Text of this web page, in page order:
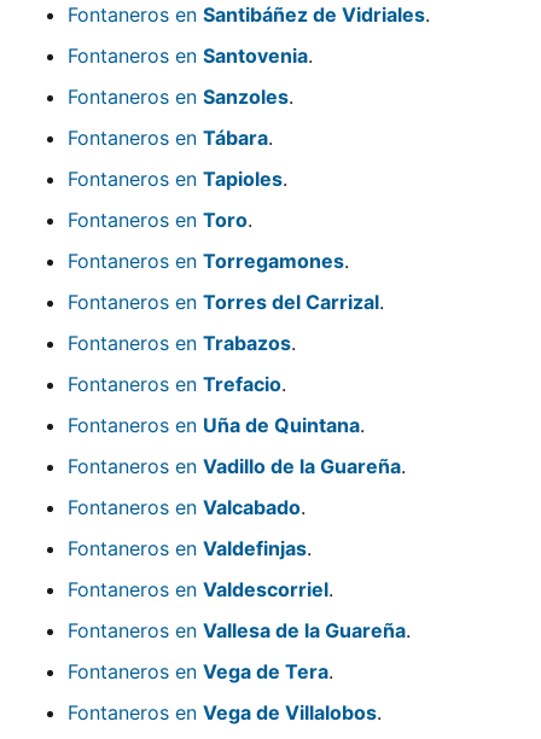
Fontaneros en Santibáñez de Vidriales.
Fontaneros en Santovenia.
Fontaneros en Sanzoles.
Fontaneros en Tábara.
Fontaneros en Tapioles.
Fontaneros en Toro.
Fontaneros en Torregamones.
Fontaneros en Torres del Carrizal.
Fontaneros en Trabazos.
Fontaneros en Trefacio.
Fontaneros en Uña de Quintana.
Fontaneros en Vadillo de la Guareña.
Fontaneros en Valcabado.
Fontaneros en Valdefinjas.
Fontaneros en Valdescorriel.
Fontaneros en Vallesa de la Guareña.
Fontaneros en Vega de Tera.
Fontaneros en Vega de Villalobos.